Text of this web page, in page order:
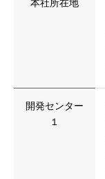
本社所在地
開発センター
１